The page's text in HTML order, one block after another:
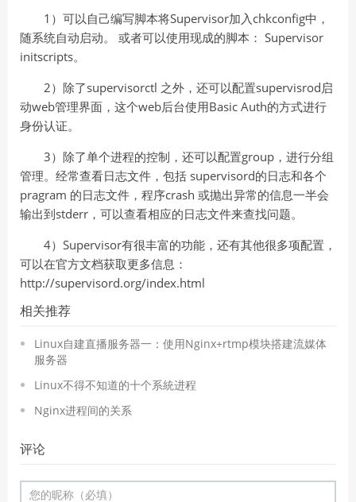
1）可以自己编写脚本将Supervisor加入chkconfig中，
随系统自动启动。 或者可以使用现成的脚本： Supervisor
initscripts。
2）除了supervisorctl 之外，还可以配置supervisrod启
动web管理界面，这个web后台使用Basic Auth的方式进行
身份认证。
3）除了单个进程的控制，还可以配置group，进行分组
管理。经常查看日志文件，包括 supervisord的日志和各个
pragram 的日志文件，程序crash 或抛出异常的信息一半会
输出到stderr，可以查看相应的日志文件来查找问题。
4）Supervisor有很丰富的功能，还有其他很多项配置，
可以在官方文档获取更多信息：
http://supervisord.org/index.html
相关推荐
Linux自建直播服务器一：使用Nginx+rtmp模块搭建流媒体
服务器
Linux不得不知道的十个系統进程
Nginx进程间的关系
评论